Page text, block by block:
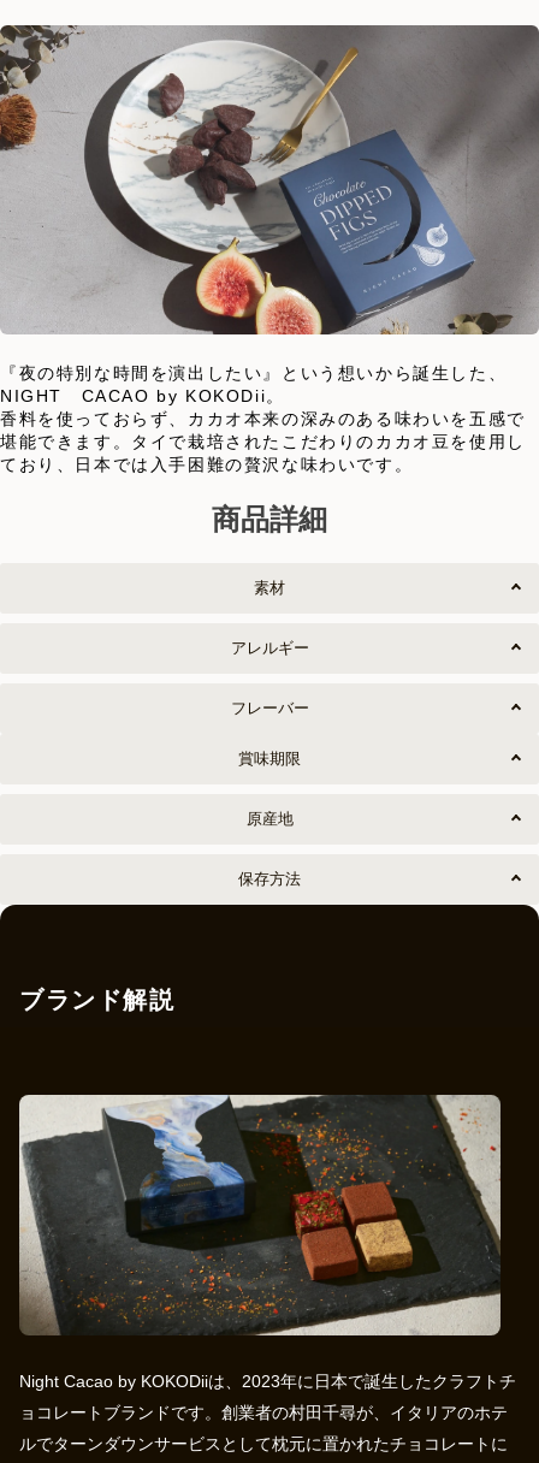
『夜の特別な時間を演出したい』という想いから誕生した、
NIGHT CACAO by KOKODii。
香料を使っておらず、カカオ本来の深みのある味わいを五感で
堪能できます。タイで栽培されたこだわりのカカオ豆を使用し
ており、日本では入手困難の贅沢な味わいです。
商品詳細
素材
アレルギー
フレーバー
賞味期限
原産地
保存方法
ブランド解説
Night Cacao by KOKODiiは、2023年に日本で誕生したクラフトチ
ョコレートブランドです。創業者の村田千尋が、イタリアのホテ
ルでターンダウンサービスとして枕元に置かれたチョコレートに